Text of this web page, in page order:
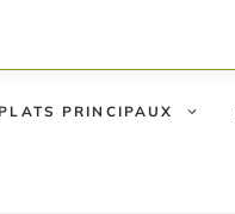
PLATS PRINCIPAUX